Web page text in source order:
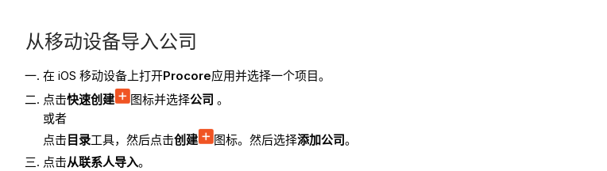
从移动设备导入公司
在 iOS 移动设备上打开Procore应用并选择一个项目。
点击快速创建 图标并选择公司 。
或者
点击 目录工具，然后点击创建 图标。然后选择添加公司。
点击从联系人导入。